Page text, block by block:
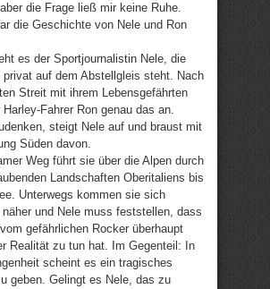
die Frage ließ mir keine Ruhe.
die Geschichte von Nele und Ron
es der Sportjournalistin Nele, die
privat auf dem Abstellgleis steht. Nach
Streit mit ihrem Lebensgefährten
Harley-Fahrer Ron genau das an.
steigt Nele auf und braust mit
Süden davon.
Weg führt sie über die Alpen durch
Landschaften Oberitaliens bis
Unterwegs kommen sie sich
näher und Nele muss feststellen, dass
gefährlichen Rocker überhaupt
Realität zu tun hat. Im Gegenteil: In
scheint es ein tragisches
geben. Gelingt es Nele, das zu